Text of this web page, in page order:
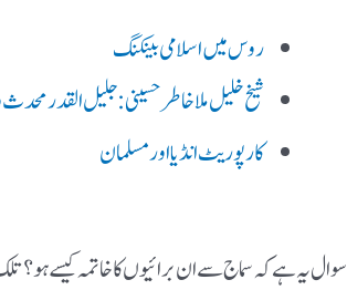
روس میں اسلامی بینکنگ
شیخ خلیل ملا خاطر حسینی: جلیل القدر
کارپوریٹ انڈیا اور مسلمان
سوال یہ ہے کہ سماج سے ان برائیوں کا خاتمہ کیسے ہو